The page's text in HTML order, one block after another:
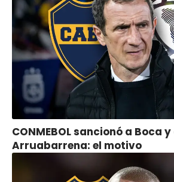
CONMEBOL sancionó a Boca
Arruabarrena: el motivo